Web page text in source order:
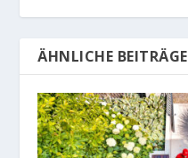
ÄHNLICHE BEITRÄGE